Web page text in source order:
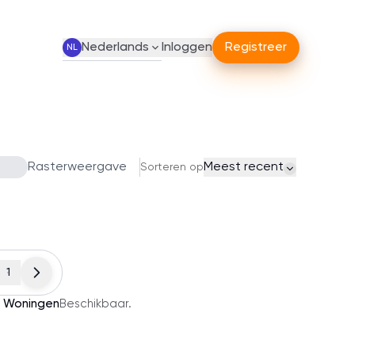
NL Nederlands Inloggen Registreer
Rasterweergave Sorteren op Meest recent
1
Woningen Beschikbaar.